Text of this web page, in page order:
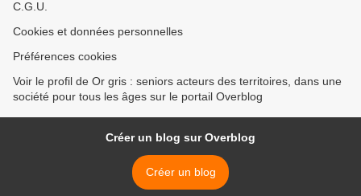
C.G.U.
Cookies et données personnelles
Préférences cookies
Voir le profil de Or gris : seniors acteurs des territoires, dans une
société pour tous les âges sur le portail Overblog
Créer un blog sur Overblog
Créer un blog